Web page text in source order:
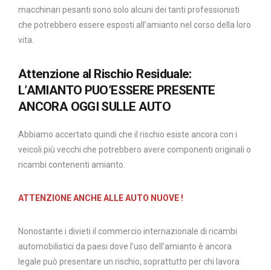
macchinari pesanti sono solo alcuni dei tanti professionisti
che potrebbero essere esposti all’amianto nel corso della loro
vita.
Attenzione al Rischio Residuale:
L’AMIANTO PUO’ESSERE PRESENTE
ANCORA OGGI SULLE AUTO
Abbiamo accertato quindi che il rischio esiste ancora con i
veicoli più vecchi che potrebbero avere componenti originali o
ricambi contenenti amianto.
ATTENZIONE ANCHE ALLE AUTO NUOVE !
Nonostante i divieti il commercio internazionale di ricambi
automobilistici da paesi dove l’uso dell’amianto è ancora
legale può presentare un rischio, soprattutto per chi lavora